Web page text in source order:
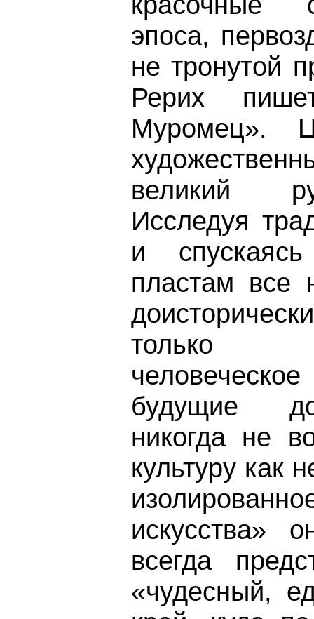
эпоса,
не тронутой
Рерих
Муромец».
великий
Исследуя
и
пластам
только
будущие
никогда не
культуру как
искусства»
всегда
«чудесный,